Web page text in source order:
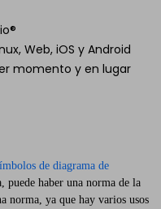
Web, iOS y Android
momento y en lugar
de diagrama de
haber una norma de la
norma, ya que hay varios usos